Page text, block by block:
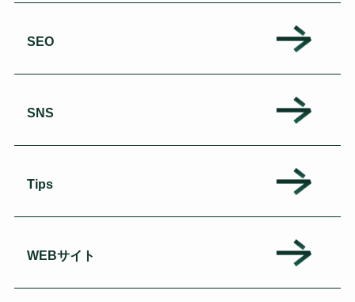
SEO
SNS
Tips
WEBサイト